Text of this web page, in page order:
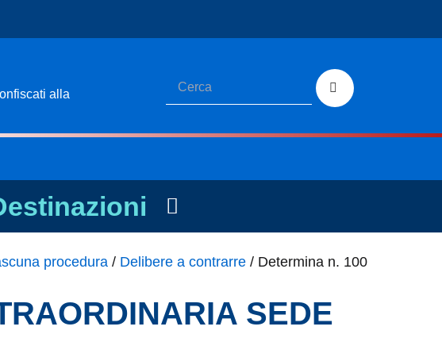
alla
procedura / Delibere a contrarre / Determina n. 100
SEDE